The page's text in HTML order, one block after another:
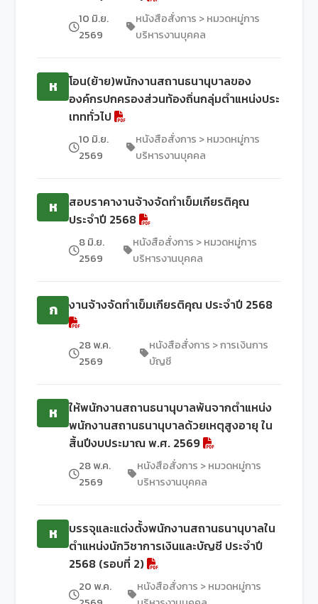
10 มิ.ย.
2569
หนังสือสั่งการ > หมวดหมู่การ
บริหารงานบุคคล
ห
โอน(ย้าย)พนักงานสถานธนานุบาลของ
องค์กรปกครองส่วนท้องถิ่นกลุ่มตำแหน่งประ
เทททั่วไป
10 มิ.ย.
2569
หนังสือสั่งการ > หมวดหมู่การ
บริหารงานบุคคล
ห
สอบราคางานจ้างจัดทำเข็มเกียรติคุณ
ประจำปี 2568
8 มิ.ย.
2569
หนังสือสั่งการ > หมวดหมู่การ
บริหารงานบุคคล
ก งานจ้างจัดทำเข็มเกียรติคุณ ประจำปี 2568
28 พ.ค.
2569
หนังสือสั่งการ > การเงินการ
บัญชี
ห
ให้พนักงานสถานธนานุบาลพ้นจากตำแหน่ง
พนักงานสถานธนานุบาลด้วยเหตุสูงอายุ ใน
สิ้นปีงบประมาณ พ.ศ. 2569
28 พ.ค.
2569
หนังสือสั่งการ > หมวดหมู่การ
บริหารงานบุคคล
ห
บรรจุและแต่งตั้งพนักงานสถานธนานุบาลใน
ตำแหน่งนักวิชาการเงินและบัญชี ประจำปี
2568 (รอบที่ 2)
20 พ.ค.
หนังสือสั่งการ > หมวดหมู่การ